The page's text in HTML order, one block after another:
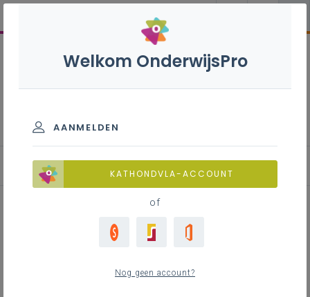
E-facturering
Welkom OnderwijsPro
AANMELDEN
KATHONDVLA-ACCOUNT
of
Nog geen account?